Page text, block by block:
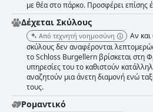
με θέα στο πάρκο. Προσφέρει επίσης
Δέχεται Σκύλους
Από τεχνητή νοημοσύνη
Αν και
σκύλους δεν αναφέρονται
το Schloss Burgellern βρίσκεται στη
υπηρεσίες του το καθιστούν
αναζητούν μια άνετη διαμονή ενώ
τους.
Ρομαντικό